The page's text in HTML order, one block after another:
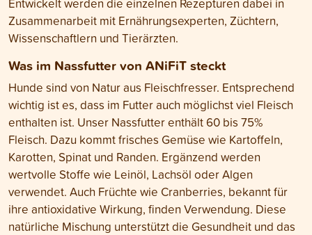
Zusammenarbeit mit Ernährungsexperten, Züchtern,
Wissenschaftlern und Tierärzten.
Was im Nassfutter von ANiFiT steckt
Hunde sind von Natur aus Fleischfresser. Entsprechend
wichtig ist es, dass im Futter auch möglichst viel Fleisch
enthalten ist. Unser Nassfutter enthält 60 bis 75%
Fleisch. Dazu kommt frisches Gemüse wie Kartoffeln,
Karotten, Spinat und Randen. Ergänzend werden
wertvolle Stoffe wie Leinöl, Lachsöl oder Algen
verwendet. Auch Früchte wie Cranberries, bekannt für
ihre antioxidative Wirkung, finden Verwendung. Diese
natürliche Mischung unterstützt die Gesundheit und das